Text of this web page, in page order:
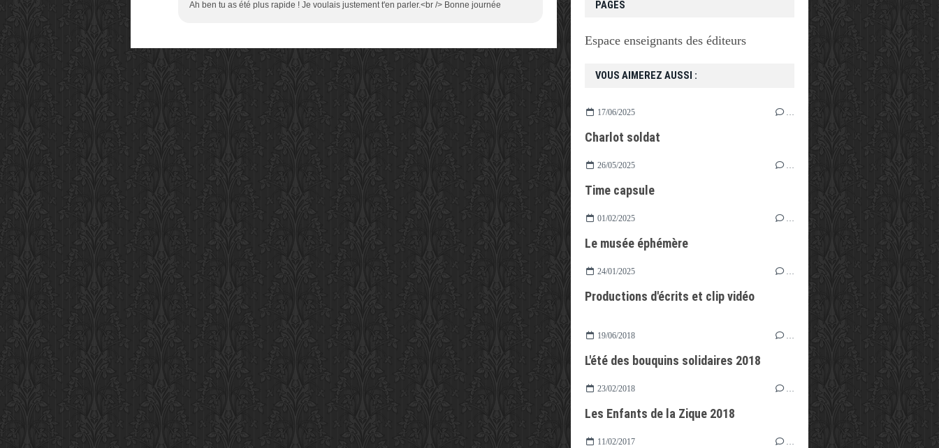
Ah ben tu as été plus rapide ! Je voulais justement t'en parler.<br /> Bonne journée
VOUS AIMEREZ AUSSI :
17/06/2025
Charlot soldat
26/05/2025
Time capsule
01/02/2025
Le musée éphémère
24/01/2025
Productions d'écrits et clip vidéo
19/06/2018
L'été des bouquins solidaires 2018
23/02/2018
Les Enfants de la Zique 2018
11/02/2017
PAGES
Espace enseignants des éditeurs